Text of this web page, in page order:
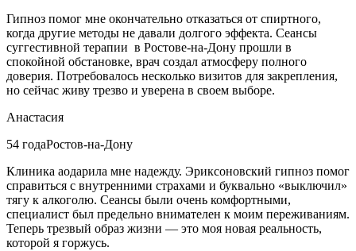
Гипноз помог мне окончательно отказаться от спиртного,
когда другие методы не давали долгого эффекта. Сеансы
суггестивной терапии в Ростове-на-Дону прошли в
спокойной обстановке, врач создал атмосферу полного
доверия. Потребовалось несколько визитов для закрепления,
но сейчас живу трезво и уверена в своем выборе.
Анастасия
54 годаРостов-на-Дону
Клиника аодарила мне надежду. Эриксоновский гипноз помог
справиться с внутренними страхами и буквально «выключил»
тягу к алкоголю. Сеансы были очень комфортными,
специалист был предельно внимателен к моим переживаниям.
Теперь трезвый образ жизни — это моя новая реальность,
которой я горжусь.